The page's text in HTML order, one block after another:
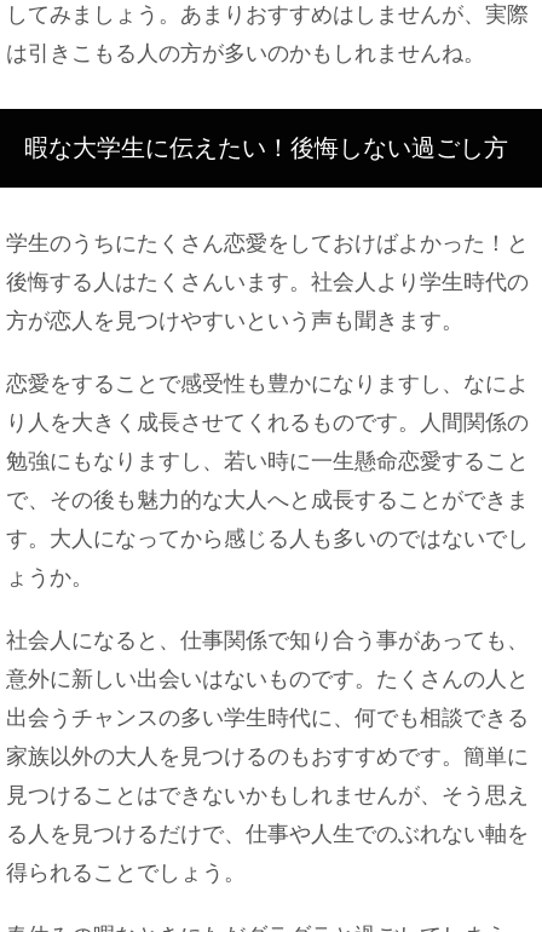
してみましょう。あまりおすすめはしませんが、実際
は引きこもる人の方が多いのかもしれませんね。
暇な大学生に伝えたい！後悔しない過ごし方
学生のうちにたくさん恋愛をしておけばよかった！と
後悔する人はたくさんいます。社会人より学生時代の
方が恋人を見つけやすいという声も聞きます。
恋愛をすることで感受性も豊かになりますし、なによ
り人を大きく成長させてくれるものです。人間関係の
勉強にもなりますし、若い時に一生懸命恋愛すること
で、その後も魅力的な大人へと成長することができま
す。大人になってから感じる人も多いのではないでし
ょうか。
社会人になると、仕事関係で知り合う事があっても、
意外に新しい出会いはないものです。たくさんの人と
出会うチャンスの多い学生時代に、何でも相談できる
家族以外の大人を見つけるのもおすすめです。簡単に
見つけることはできないかもしれませんが、そう思え
る人を見つけるだけで、仕事や人生でのぶれない軸を
得られることでしょう。